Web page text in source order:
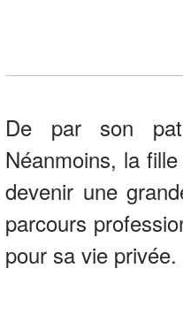
De par son
Néanmoins, la
devenir une
parcours
pour sa vie privée.